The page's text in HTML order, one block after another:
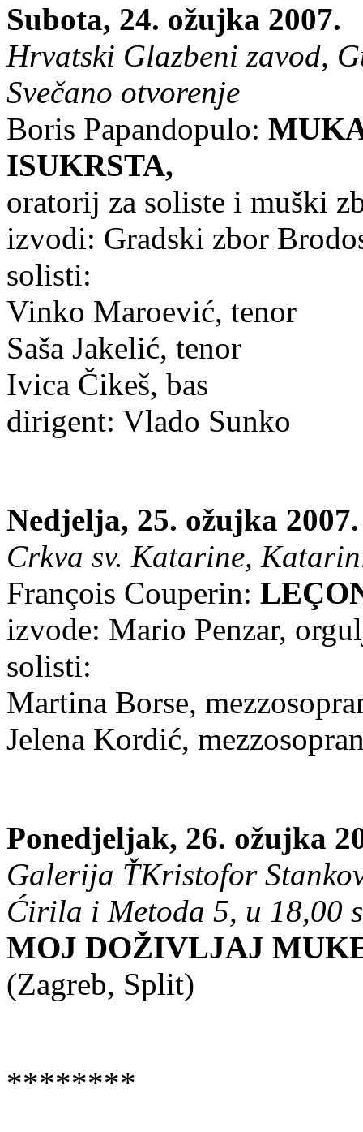
Subota, 24. ožujka 2007.
Hrvatski Glazbeni zavod,
Svečano otvorenje
Boris Papandopulo:
ISUKRSTA,
oratorij za soliste i muški
izvodi: Gradski zbor
solisti:
Vinko Maroević, tenor
Saša Jakelić, tenor
Ivica Čikeš, bas
dirigent: Vlado Sunko
Nedjelja, 25. ožujka 2007.
Crkva sv. Katarine,
François Couperin:
izvode: Mario Penzar,
solisti:
Martina Borse,
Jelena Kordić,
Ponedjeljak, 26. ožujka
Galerija ŤKristofor
Ćirila i Metoda 5, u 18,00
MOJ DOŽIVLJAJ
(Zagreb, Split)
********